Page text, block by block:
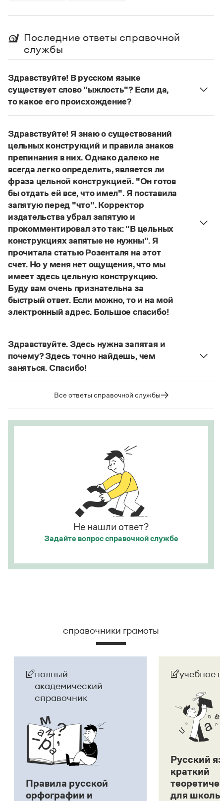
Справочники
Русский язык. Краткий теоретический курс
для школьников
Справочник по пунктуации
Словарь-справочник трудностей
Азбучные истины
Словарь-справочник непростые слова
Все справочники портала
Журнал
Новости и события
Статьи
Интервью
Лекции и подкасты
Рекомендуем
Учебник Грамоты
Правила русского языка: от азов до тонкостей
Скороговорки
Издательство
Словари
Учебники и справочники
Словарь русских имён
(1956)
Последние ответы справочной
службы
Здравствуйте! В русском языке
существует слово "ыжлость"? Если да,
то какое его происхождение?
Нет, не существует и не существовало. Это
Страница ответа
Здравствуйте! Я знаю о существований
цельных конструкций и правила знаков
препинания в них. Однако далеко не
всегда легко определить, является ли
фраза цельной конструкцией. "Он готов
бы отдать ей все, что имел". Я поставила
запятую перед "что". Корректор
издательства убрал запятую и
прокомментировал это так: "В цельных
конструкциях запятые не нужны". Я
прочитала статью Розенталя на этот
счет. Но у меня нет ощущения, что мы
имеет здесь цельную конструкцию.
Буду вам очень признательна за
быстрый ответ. Если можно, то и на мой
электронный адрес. Большое спасибо!
Действительно, в данном случае не приходится
(термин из справочника по пунктуации
Д. Э. Розенталя).Он готов был отдать ей всё,
что имел— сложноподчиненное местоименно-
соотносительное предложение с
соотносительным словомвсё.
Страница ответа
Здравствуйте. Здесь нужна запятая и
почему? Здесь точно найдешь, чем
заняться. Спасибо!
Запятая нужна, она отделяет части
сложноподчиненного предложения (придаточная
Все ответы справочной службы
Не нашли ответ?
Задайте вопроссправочной службе
справочники грамоты
полный
академический
справочник
Правила русской
орфографии и
учебное
Русский
краткий
для